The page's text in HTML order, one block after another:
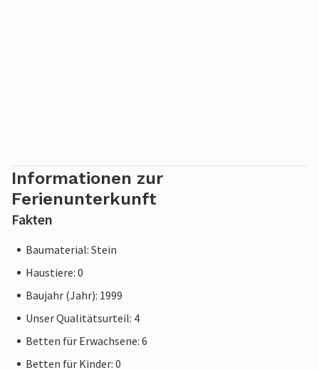
Informationen zur
Ferienunterkunft
Fakten
Baumaterial: Stein
Haustiere: 0
Baujahr (Jahr): 1999
Unser Qualitätsurteil: 4
Betten für Erwachsene: 6
Betten für Kinder: 0